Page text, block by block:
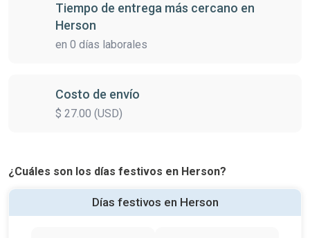
Tiempo de entrega más cercano en
Herson
en 0 días laborales
Costo de envío
$ 27.00 (USD)
¿Cuáles son los días festivos en Herson?
Días festivos en Herson